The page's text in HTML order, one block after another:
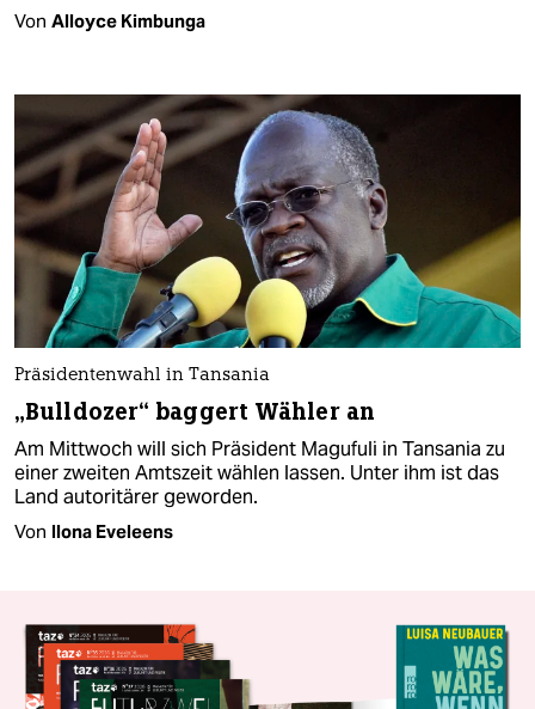
Von Alloyce Kimbunga
Präsidentenwahl in Tansania
„Bulldozer“ baggert Wähler an
Am Mittwoch will sich Präsident Magufuli in Tansania zu
einer zweiten Amtszeit wählen lassen. Unter ihm ist das
Land autoritärer geworden.
Von Ilona Eveleens